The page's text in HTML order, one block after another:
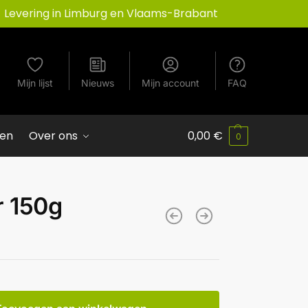
Levering in Limburg en Vlaams-Brabant
Mijn lijst Nieuws Mijn account FAQ
Over ons 0,00 € 0
150g